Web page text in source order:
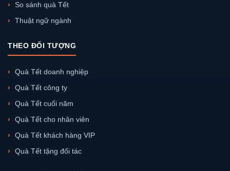
So sánh quà Tết
Thuật ngữ ngành
THEO ĐỐI TƯỢNG
Quà Tết doanh nghiệp
Quà Tết công ty
Quà Tết cuối năm
Quà Tết cho nhân viên
Quà Tết khách hàng VIP
Quà Tết tặng đối tác